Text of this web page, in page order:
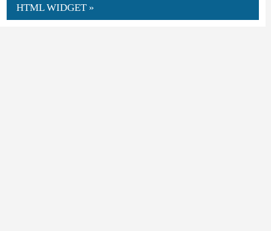
HTML WIDGET »